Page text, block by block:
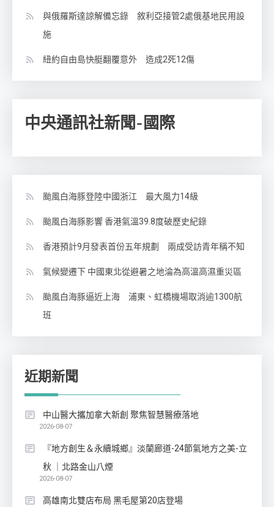
與俄羅斯達諒解備忘錄 敘利亞接管2處俄基地民用設
施
紐約自由島快艇翻覆意外 造成2死12傷
中央通訊社新聞-國際
颱風白海豚登陸中國浙江 最大風力14級
颱風白海豚影響 香港氣溫39.8度破歷史紀錄
香港預計9月發表首份五年規劃 兩成受訪青年稱不知
氣候變遷下 中國東北從避暑之地淪為高溫高濕重災區
颱風白海豚逼近上海 浦東、虹橋機場取消逾1300航
班
近期新聞
中山醫大攜加拿大新創 聚焦智慧醫療落地
2026-08-07
『地方創生＆永續城鄉』淡蘭廊道-24節氣地方之美-立
秋 ｜北路金山八煙
2026-08-07
高雄南北雙店布局 黑毛屋第20店登場